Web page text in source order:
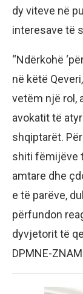
dy viteve në
interesave të
“Ndërkohë
në këtë
vetëm një rol,
avokatit të
shqiptarët.
shiti fëmijëve
amtare dhe
e të parëve,
përfundon
dyvjetorit të
DPMNE-